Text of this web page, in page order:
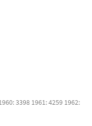
3398 1961: 4259 1962: